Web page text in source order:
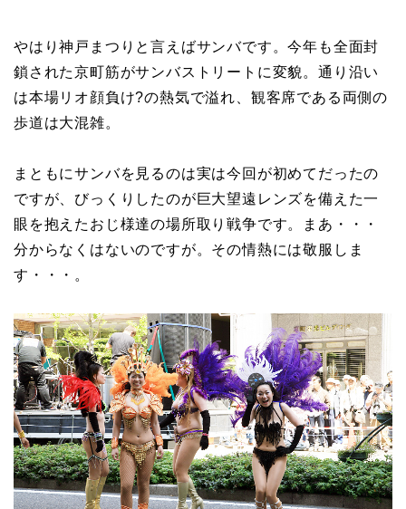
やはり神戸まつりと言えばサンバです。今年も全面封
鎖された京町筋がサンバストリートに変貌。通り沿い
は本場リオ顔負け?の熱気で溢れ、観客席である両側の
歩道は大混雑。
まともにサンバを見るのは実は今回が初めてだったの
ですが、びっくりしたのが巨大望遠レンズを備えた一
眼を抱えたおじ様達の場所取り戦争です。まあ・・・
分からなくはないのですが。その情熱には敬服しま
す・・・。